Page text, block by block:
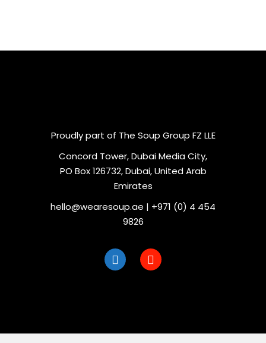
Proudly part of The Soup Group FZ LLE
Concord Tower, Dubai Media City,
PO Box 126732, Dubai, United Arab
Emirates
hello@wearesoup.ae | +971 (0) 4 454
9826